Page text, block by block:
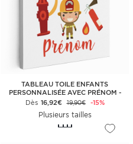
TABLEAU TOILE ENFANTS
PERSONNALISÉE AVEC PRÉNOM -
POMPIERS
Dès 16,92€ 19,90€ -15%
Plusieurs tailles